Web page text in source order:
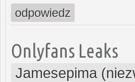
odpowiedz
Onlyfans Leaks
Jamesepima